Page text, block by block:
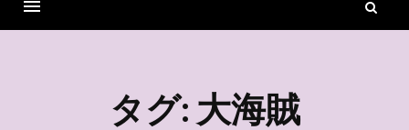
タグ: 大海賊